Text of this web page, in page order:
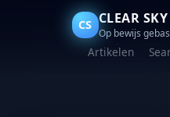
CS CLEAR
Op bewijs
Artikelen